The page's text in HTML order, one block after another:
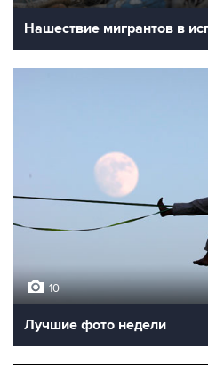
Нашествие мигрантов в
10
Лучшие фото недели